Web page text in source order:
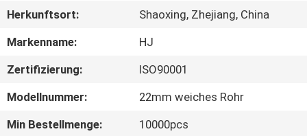
ÜBER
UNS
FABRIK-
AUSFLUG
Herkunftsort:
Shaoxing, Zhejiang, China
Markenname:
HJ
Zertifizierung:
ISO90001
Modellnummer:
22mm weiches Rohr
Min Bestellmenge:
10000pcs